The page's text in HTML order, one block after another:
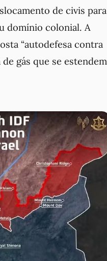
de civis para
domínio colonial. A
“autodefesa contra
gás que se estendem